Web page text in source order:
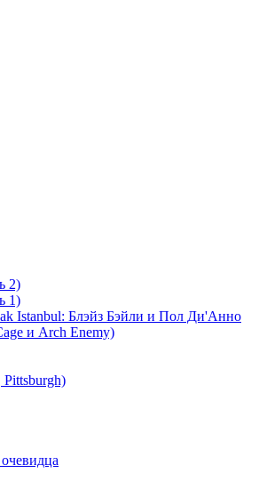
2)
1)
Istanbul: Блэйз Бэйли и Пол Ди'Анно
и Arch Enemy)
Pittsburgh)